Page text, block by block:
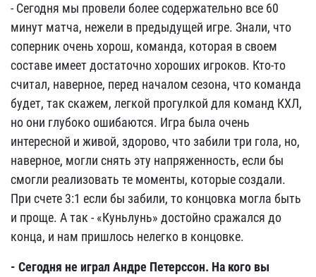
- Сегодня мы провели более содержательно все 60
минут матча, нежели в предыдущей игре. Знали, что
соперник очень хорош, команда, которая в своем
составе имеет достаточно хороших игроков. Кто-то
считал, наверное, перед началом сезона, что команда
будет, так скажем, легкой прогулкой для команд КХЛ,
но они глубоко ошибаются. Игра была очень
интересной и живой, здорово, что забили три гола, но,
наверное, могли снять эту напряженность, если бы
смогли реализовать те моменты, которые создали.
При счете 3:1 если бы забили, то концовка могла быть
и проще. А так - «Куньлунь» достойно сражался до
конца, и нам пришлось нелегко в концовке.
- Сегодня не играл Андре Петерссон. На кого вы